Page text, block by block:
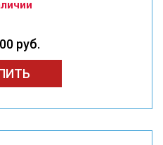
руб.